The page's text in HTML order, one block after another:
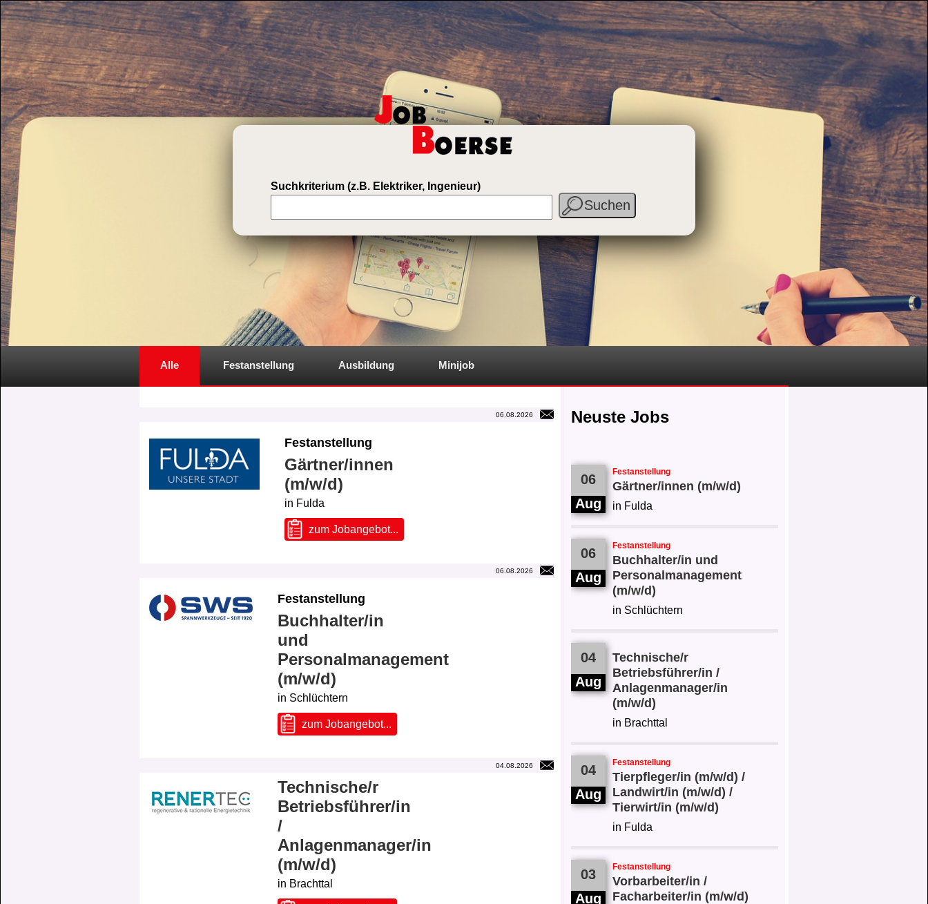
Suchkriterium (z.B. Elektriker, Ingenieur)
Alle Festanstellung Ausbildung Minijob
06.08.2026
Festanstellung
Gärtner/innen
(m/w/d)
in Fulda
zum Jobangebot...
06.08.2026
Festanstellung
Buchhalter/in
und
Personalmanagement
(m/w/d)
in Schlüchtern
zum Jobangebot...
04.08.2026
Technische/r
Betriebsführer/in
/
Anlagenmanager/in
(m/w/d)
in Brachttal
Neuste Jobs
06
Aug
Festanstellung
Gärtner/innen (m/w/d)
in Fulda
06
Aug
Festanstellung
Buchhalter/in und
Personalmanagement
(m/w/d)
in Schlüchtern
04
Aug
Technische/r
Betriebsführer/in /
Anlagenmanager/in
(m/w/d)
in Brachttal
04
Aug
Festanstellung
Tierpfleger/in (m/w/d) /
Landwirt/in (m/w/d) /
Tierwirt/in (m/w/d)
in Fulda
03
Aug
Festanstellung
Vorbarbeiter/in /
Facharbeiter/in (m/w/d)